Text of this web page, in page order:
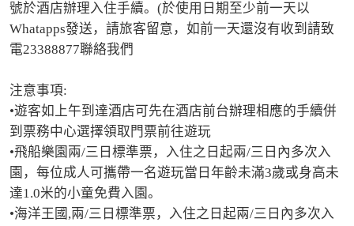
號於酒店辦理入住手續。(於使用日期至少前一天以
Whatapps發送，請旅客留意，如前一天還沒有收到請致
電23388877聯絡我們
注意事項:
•遊客如上午到達酒店可先在酒店前台辦理相應的手續併
到票務中心選擇領取門票前往遊玩
•飛船樂園兩/三日標準票，入住之日起兩/三日內多次入
園，每位成人可攜帶一名遊玩當日年齡未滿3歲或身高未
達1.0米的小童免費入園。
•海洋王國,兩/三日標準票，入住之日起兩/三日內多次入